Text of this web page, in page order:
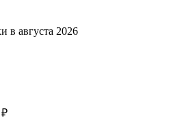
в августа 2026
₽